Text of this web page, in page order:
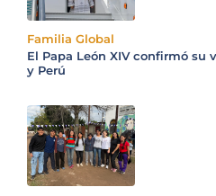
Familia Global
El Papa León XIV confirmó su
y Perú